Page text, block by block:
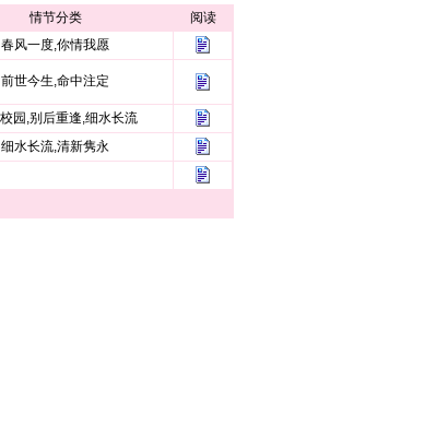
情节分类
阅读
春风一度,你情我愿
前世今生,命中注定
园,别后重逢,细水长流
细水长流,清新隽永